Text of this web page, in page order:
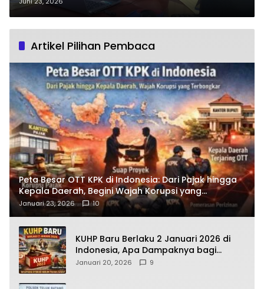
Artikel Pilihan Pembaca
Peta Besar OTT KPK di Indonesia: Dari Pajak hingga
Kepala Daerah, Begini Wajah Korupsi yang
Terbongkar
Januari 23, 2026 10
KUHP Baru Berlaku 2 Januari 2026 di
Indonesia, Apa Dampaknya bagi
Kehidupan Warga? Ini Aturan Kunci
Januari 20, 2026 9